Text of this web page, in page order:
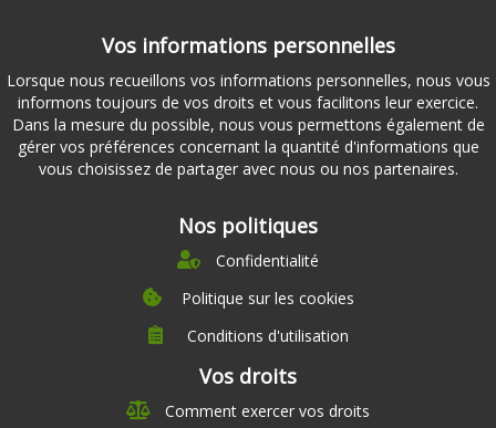
Vos informations personnelles
Lorsque nous recueillons vos informations personnelles, nous vous
informons toujours de vos droits et vous facilitons leur exercice.
Dans la mesure du possible, nous vous permettons également de
gérer vos préférences concernant la quantité d'informations que
vous choisissez de partager avec nous ou nos partenaires.
Nos politiques
Confidentialité
Politique sur les cookies
Conditions d'utilisation
Vos droits
Comment exercer vos droits
À propos
Nutrition